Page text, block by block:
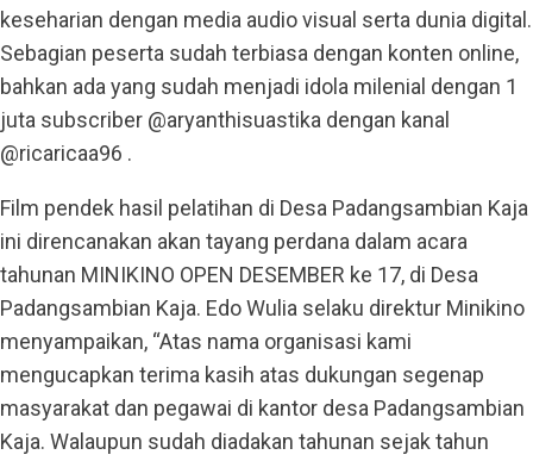
keseharian dengan media audio visual serta dunia digital.
Sebagian peserta sudah terbiasa dengan konten online,
bahkan ada yang sudah menjadi idola milenial dengan 1
juta subscriber @aryanthisuastika dengan kanal
@ricaricaa96 .
Film pendek hasil pelatihan di Desa Padangsambian Kaja
ini direncanakan akan tayang perdana dalam acara
tahunan MINIKINO OPEN DESEMBER ke 17, di Desa
Padangsambian Kaja. Edo Wulia selaku direktur Minikino
menyampaikan, “Atas nama organisasi kami
mengucapkan terima kasih atas dukungan segenap
masyarakat dan pegawai di kantor desa Padangsambian
Kaja. Walaupun sudah diadakan tahunan sejak tahun